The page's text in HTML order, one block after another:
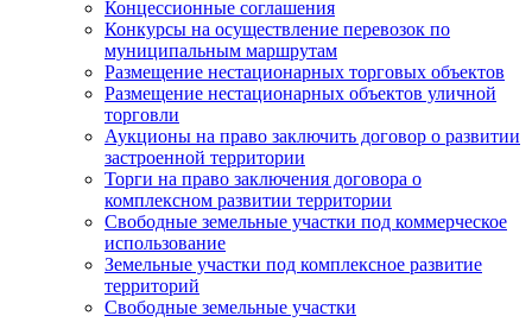
Концессионные соглашения
Конкурсы на осуществление перевозок по
муниципальным маршрутам
Размещение нестационарных торговых объектов
Размещение нестационарных объектов уличной
торговли
Аукционы на право заключить договор о развитии
застроенной территории
Торги на право заключения договора о
комплексном развитии территории
Свободные земельные участки под коммерческое
использование
Земельные участки под комплексное развитие
территорий
Свободные земельные участки